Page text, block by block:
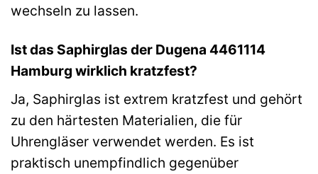
wechseln zu lassen.
Ist das Saphirglas der Dugena 4461114
Hamburg wirklich kratzfest?
Ja, Saphirglas ist extrem kratzfest und gehört
zu den härtesten Materialien, die für
Uhrengläser verwendet werden. Es ist
praktisch unempfindlich gegenüber